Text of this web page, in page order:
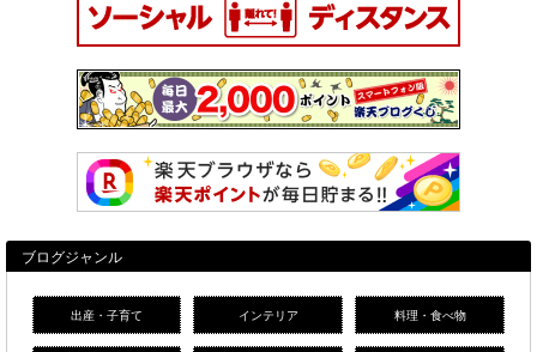
ブログジャンル
出産・子育て インテリア 料理・食べ物